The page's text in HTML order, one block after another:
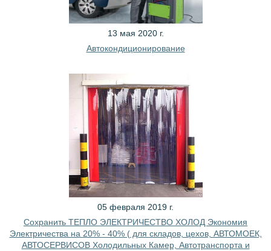
13 мая 2020 г.
Автокондиционирование
05 февраля 2019 г.
Сохранить ТЕПЛО ЭЛЕКТРИЧЕСТВО ХОЛОД Экономия
Электричества на 20% - 40% ( для складов, цехов, АВТОМОЕК,
АВТОСЕРВИСОВ Холодильных Камер, Автотранспорта и